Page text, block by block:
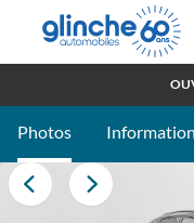
RETROUVEZ-NOUS
Photos